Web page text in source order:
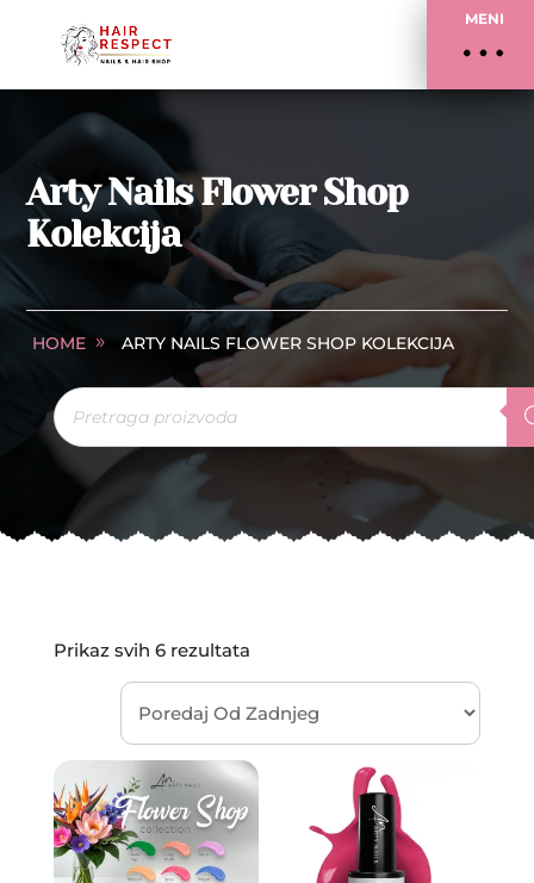
MENI
Arty Nails Flower Shop
Kolekcija
HOME ARTY NAILS FLOWER SHOP KOLEKCIJA
Products
search
Prikaz svih 6 rezultataSorted
latest